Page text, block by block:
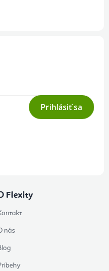
Prihlásiť sa
Flexity
nás